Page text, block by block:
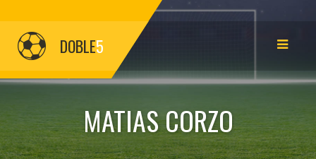
DOBLE5
MATIAS CORZO